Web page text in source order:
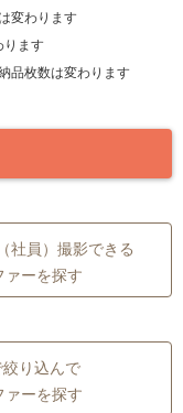
変わります
ります
品枚数は変わります
社員）撮影できる
ァーを探す
絞り込んで
ァーを探す